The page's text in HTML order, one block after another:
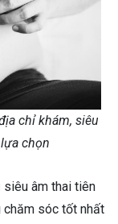
chỉ khám, siêu
chọn
siêu âm thai tiên
chăm sóc tốt nhất